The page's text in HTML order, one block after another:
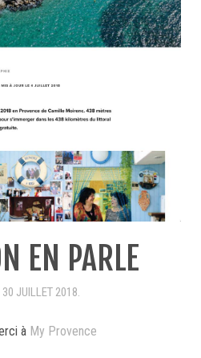
EN PARLE
30 JUILLET 2018.
à My Provence